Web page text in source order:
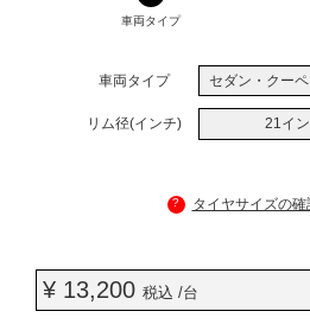
車両タイプ
車両タイプ セダン・クー
リム径(インチ) 21イ
? タイヤサイズの確
¥ 13,200 税込 /台